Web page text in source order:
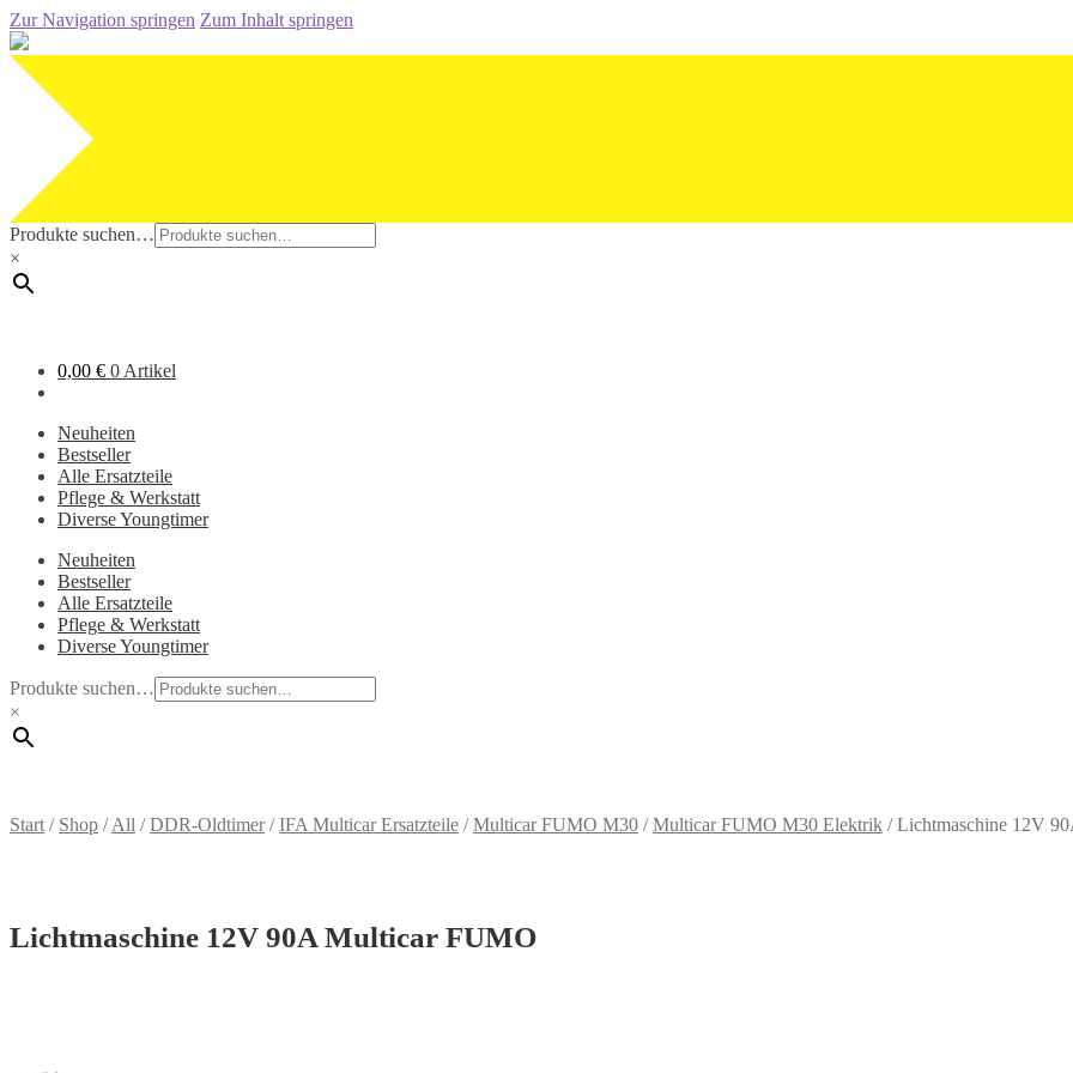
Zur Navigation springen Zum Inhalt springen
Produkte suchen…
×
0,00 € 0 Artikel
Neuheiten
Bestseller
Alle Ersatzteile
Pflege & Werkstatt
Diverse Youngtimer
Neuheiten
Bestseller
Alle Ersatzteile
Pflege & Werkstatt
Diverse Youngtimer
Produkte suchen…
×
Start / Shop /All /DDR-Oldtimer/IFA Multicar Ersatzteile /Multicar FUMO M30 /Multicar FUMO M30 Elektrik /Lichtmaschine 12V
Lichtmaschine 12V 90A Multicar FUMO